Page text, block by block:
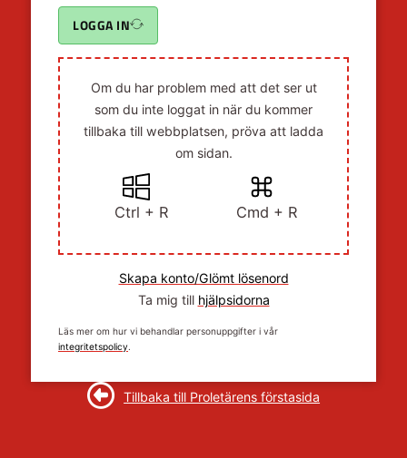
LOGGA IN
Om du har problem med att det ser ut
som du inte loggat in när du kommer
tillbaka till webbplatsen, pröva att ladda
om sidan.
Ctrl + R Cmd + R
Skapa konto/Glömt lösenord
Ta mig till hjälpsidorna
Läs mer om hur vi behandlar personuppgifter i vår
integritetspolicy.
Tillbaka till Proletärens förstasida